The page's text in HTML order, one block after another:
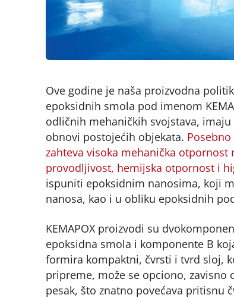
Ove godine je naša proizvodna
epoksidnih smola pod imenom
odličnih mehaničkih svojstava,
obnovi postojećih objekata.
zahteva visoka mehanička
provodljivost, hemijska otpornost i
ispuniti epoksidnim nanosima, koji
nanosa, kao i u obliku epoksidnih
KEMAPOX proizvodi su
epoksidna smola i komponente B
formira kompaktni, čvrsti i tvrd sloj,
pripreme, može se opciono,
pesak, što znatno povećava pritisnu